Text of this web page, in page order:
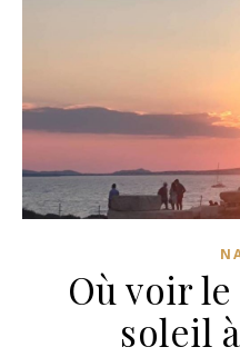
Où voir
soleil